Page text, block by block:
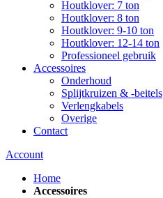
Houtklover: 7 ton
Houtklover: 8 ton
Houtklover: 9-10 ton
Houtklover: 12-14 ton
Professioneel gebruik
Accessoires
Onderhoud
Splijtkruizen & -beitels
Verlengkabels
Overige
Contact
Account
Home
Accessoires